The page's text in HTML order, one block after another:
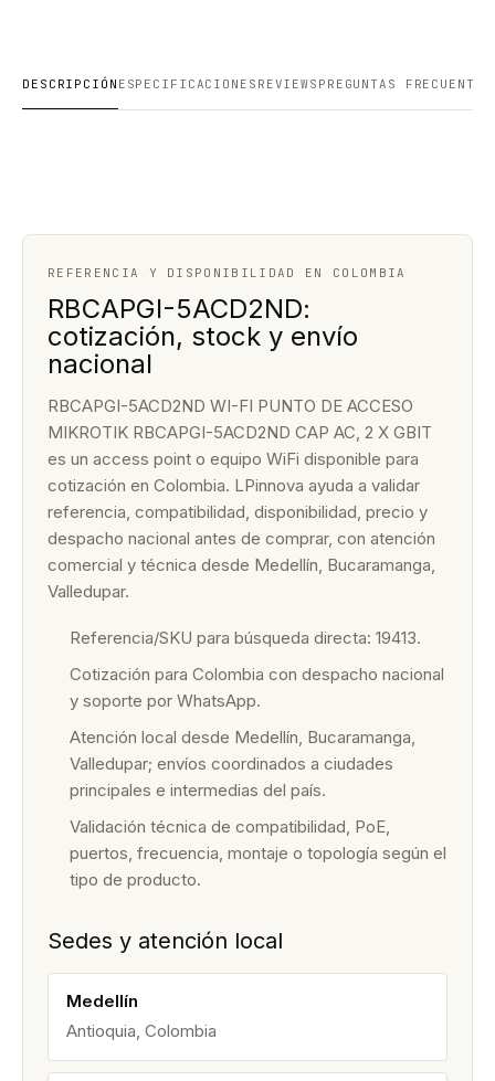
DESCRIPCIÓN ESPECIFICACIONES REVIEWS PREGUNTAS FRECUENTES
REFERENCIA Y DISPONIBILIDAD EN COLOMBIA
RBCAPGI-5ACD2ND:
cotización, stock y envío
nacional
RBCAPGI-5ACD2ND WI-FI PUNTO DE ACCESO
MIKROTIK RBCAPGI-5ACD2ND CAP AC, 2 X GBIT
es un access point o equipo WiFi disponible para
cotización en Colombia. LPinnova ayuda a validar
referencia, compatibilidad, disponibilidad, precio y
despacho nacional antes de comprar, con atención
comercial y técnica desde Medellín, Bucaramanga,
Valledupar.
Referencia/SKU para búsqueda directa: 19413.
Cotización para Colombia con despacho nacional
y soporte por WhatsApp.
Atención local desde Medellín, Bucaramanga,
Valledupar; envíos coordinados a ciudades
principales e intermedias del país.
Validación técnica de compatibilidad, PoE,
puertos, frecuencia, montaje o topología según el
tipo de producto.
Sedes y atención local
Medellín
Antioquia, Colombia